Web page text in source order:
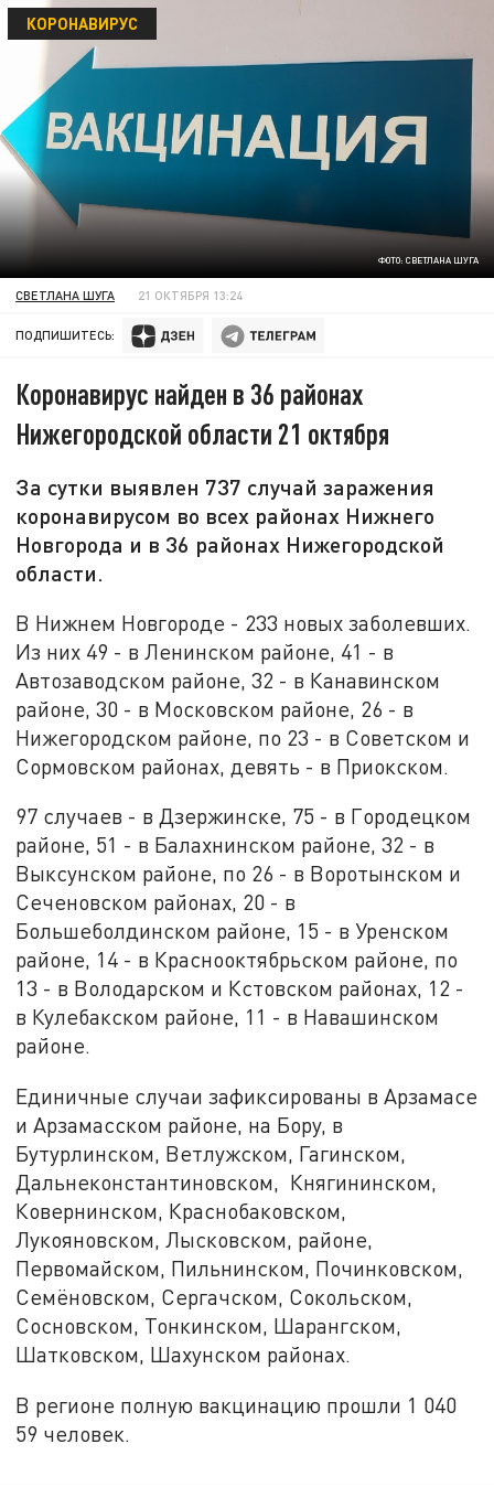
ФОТО: СВЕТЛАНА ШУГА
КОРОНАВИРУС
СВЕТЛАНА ШУГА 21 ОКТЯБРЯ 13:24
ПОДПИШИТЕСЬ:
Коронавирус найден в 36 районах
Нижегородской области 21 октября
За сутки выявлен 737 случай заражения
коронавирусом во всех районах Нижнего
Новгорода и в 36 районах Нижегородской
области.
В Нижнем Новгороде - 233 новых заболевших.
Из них 49 - в Ленинском районе, 41 - в
Автозаводском районе, 32 - в Канавинском
районе, 30 - в Московском районе, 26 - в
Нижегородском районе, по 23 - в Советском и
Сормовском районах, девять - в Приокском.
97 случаев - в Дзержинске, 75 - в Городецком
районе, 51 - в Балахнинском районе, 32 - в
Выксунском районе, по 26 - в Воротынском и
Сеченовском районах, 20 - в
Большеболдинском районе, 15 - в Уренском
районе, 14 - в Краснооктябрьском районе, по
13 - в Володарском и Кстовском районах, 12 -
в Кулебакском районе, 11 - в Навашинском
районе.
Единичные случаи зафиксированы в Арзамасе
и Арзамасском районе, на Бору, в
Бутурлинском, Ветлужском, Гагинском,
Дальнеконстантиновском, Княгининском,
Ковернинском, Краснобаковском,
Лукояновском, Лысковском, районе,
Первомайском, Пильнинском, Починковском,
Семёновском, Сергачском, Сокольском,
Сосновском, Тонкинском, Шарангском,
Шатковском, Шахунском районах.
В регионе полную вакцинацию прошли 1 040
59 человек.